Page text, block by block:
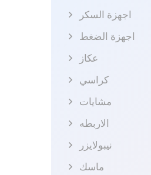
اجهزة السكر
اجهزة الضغط
عكاز
كراسي
مشايات
الاربطه
نيبولايزر
ماسك